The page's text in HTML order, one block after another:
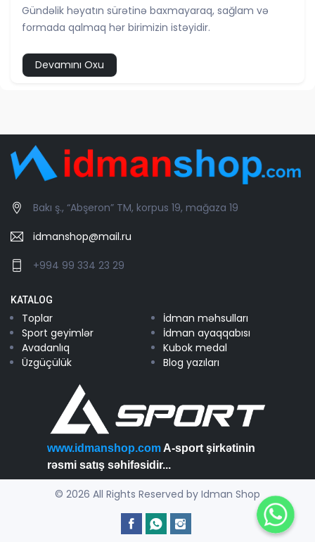
Gündəlik həyatın sürətinə baxmayaraq, sağlam və
formada qalmaq hər birimizin istəyidir.
Devamını Oxu
Bakı ş., “Abşeron” TM, korpus 19, mağaza 19
idmanshop@mail.ru
+994 99 334 23 29
KATALOG
Toplar
İdman məhsulları
Sport geyimlər
İdman ayaqqabısı
Avadanlıq
Kubok medal
Üzgüçülük
Blog yazıları
www.idmanshop.com A-sport şirkətinin
rəsmi satış səhifəsidir...
© 2026 All Rights Reserved by Idman Shop